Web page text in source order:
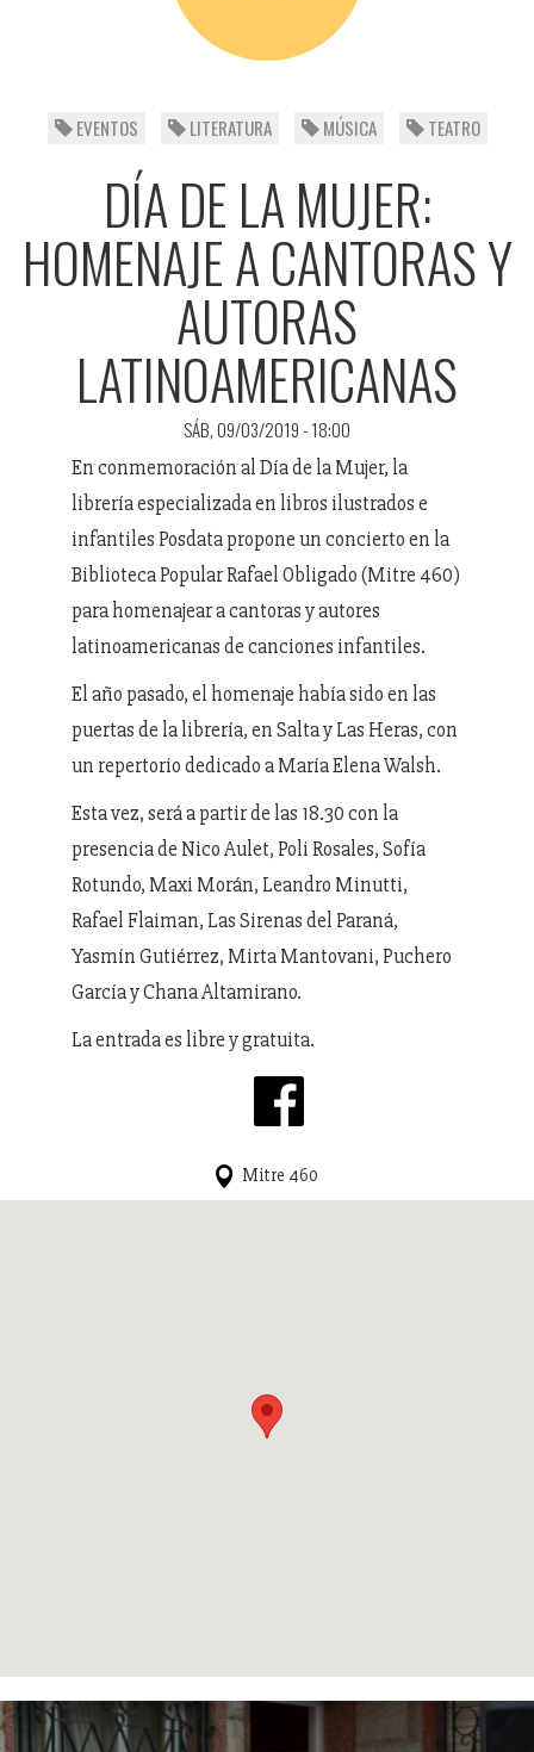
EVENTOS LITERATURA MÚSICA TEATRO
DÍA DE LA MUJER:
HOMENAJE A CANTORAS Y
AUTORAS
LATINOAMERICANAS
SÁB, 09/03/2019 - 18:00
En conmemoración al Día de la Mujer, la
librería especializada en libros ilustrados e
infantiles Posdata propone un concierto en la
Biblioteca Popular Rafael Obligado (Mitre 460)
para homenajear a cantoras y autores
latinoamericanas de canciones infantiles.
El año pasado, el homenaje había sido en las
puertas de la librería, en Salta y Las Heras, con
un repertorio dedicado a María Elena Walsh.
Esta vez, será a partir de las 18.30 con la
presencia de Nico Aulet, Poli Rosales, Sofía
Rotundo, Maxi Morán, Leandro Minutti,
Rafael Flaiman, Las Sirenas del Paraná,
Yasmín Gutiérrez, Mirta Mantovani, Puchero
García y Chana Altamirano.
La entrada es libre y gratuita.
Mitre 460